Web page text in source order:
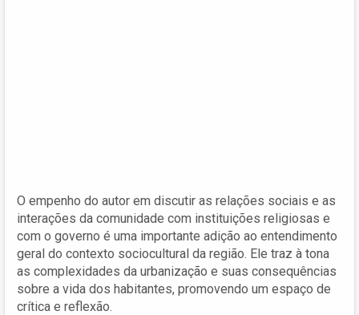
O empenho do autor em discutir as relações sociais e as
interações da comunidade com instituições religiosas e
com o governo é uma importante adição ao entendimento
geral do contexto sociocultural da região. Ele traz à tona
as complexidades da urbanização e suas consequências
sobre a vida dos habitantes, promovendo um espaço de
crítica e reflexão.